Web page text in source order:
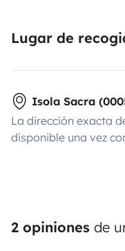
Lugar de
Isola Sacra
La dirección exacta
disponible una vez
2 opiniones de